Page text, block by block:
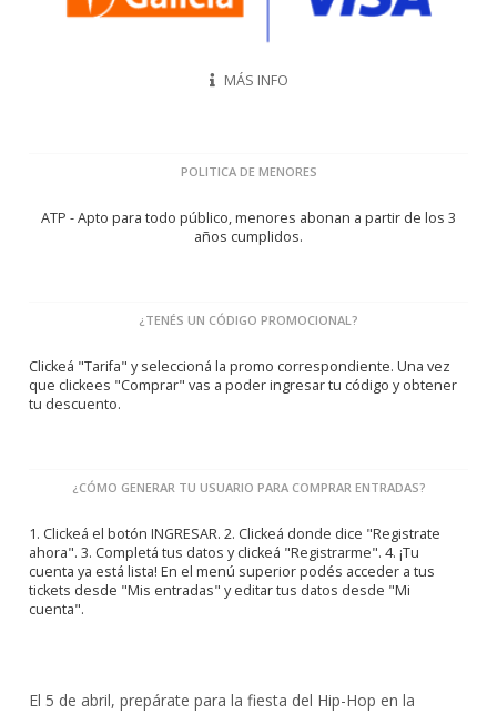
MÁS INFO
POLITICA DE MENORES
ATP - Apto para todo público, menores abonan a partir de los 3
años cumplidos.
¿TENÉS UN CÓDIGO PROMOCIONAL?
Clickeá "Tarifa" y seleccioná la promo correspondiente. Una vez
que clickees "Comprar" vas a poder ingresar tu código y obtener
tu descuento.
¿CÓMO GENERAR TU USUARIO PARA COMPRAR ENTRADAS?
1. Clickeá el botón INGRESAR. 2. Clickeá donde dice "Registrate
ahora". 3. Completá tus datos y clickeá "Registrarme". 4. ¡Tu
cuenta ya está lista! En el menú superior podés acceder a tus
tickets desde "Mis entradas" y editar tus datos desde "Mi
cuenta".
El 5 de abril, prepárate para la fiesta del Hip-Hop en la